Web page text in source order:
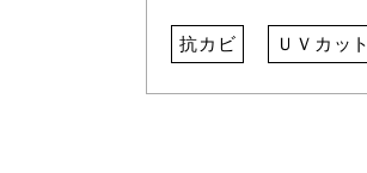
抗カビ ＵＶカット